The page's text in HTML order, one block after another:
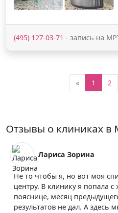
(495) 127-03-71 - запись на
« 1 2
Отзывы о клиниках в
Лариса Зорина
Не то чтобы я, но вот моя
центру. В клинику я попала
пояснице, месяц
результатов не дал. А здесь